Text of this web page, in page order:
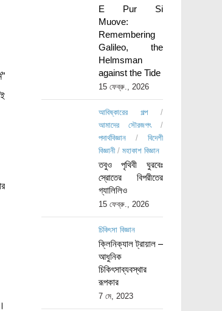
E Pur Si
Muove:
Remembering
Galileo, the
Helmsman
against the Tide
15 ফেব্রু., 2026
আবিষ্কারের গল্প/
আমাদের সৌরজগৎ/
পদার্থবিজ্ঞান/ বিদেশী
বিজ্ঞানী/ মহাকাশ বিজ্ঞান
তবুও পৃথিবী ঘুরবেঃ
স্রোতের বিপরীতের
গ্যালিলিও
15 ফেব্রু., 2026
চিকিৎসা বিজ্ঞান
ক্লিনিক্যাল ট্রায়াল –
আধুনিক
চিকিৎসাব্যবস্থার
রূপকার
7 মে, 2023